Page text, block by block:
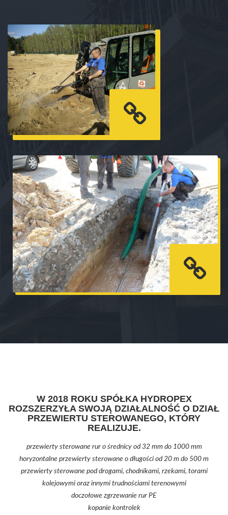
W 2018 ROKU SPÓŁKA HYDROPEX
ROZSZERZYŁA SWOJĄ DZIAŁALNOŚĆ O DZIAŁ
PRZEWIERTU STEROWANEGO, KTÓRY
REALIZUJE.
przewierty sterowane rur o średnicy od 32 mm do 1000 mm
horyzontalne przewierty sterowane o długości od 20 m do 500 m
przewierty sterowane pod drogami, chodnikami, rzekami, torami
kolejowymi oraz innymi trudnościami terenowymi
doczołowe zgrzewanie rur PE
kopanie kontrolek